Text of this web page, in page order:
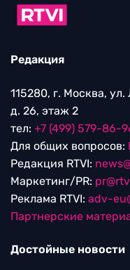
Редакция
115280, г. Москва,
д. 26, этаж 2
тел: +7 (499) 579-86-
Для общих вопросов:
Редакция RTVI:
Маркетинг/PR:
Реклама RTVI: adv-
Партнерские
Достойные новости